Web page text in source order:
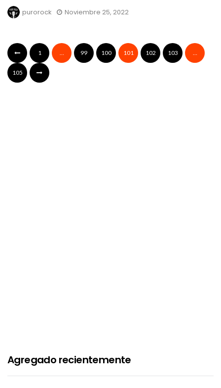
purorock Noviembre 25, 2022
1 … 99 100 101 102 103 …
105
Agregado recientemente